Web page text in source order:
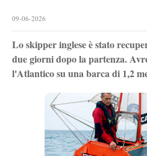
09-06-2026
Lo skipper inglese è stato
due giorni dopo la partenza.
l'Atlantico su una barca di 1,2